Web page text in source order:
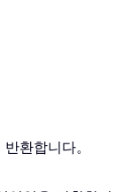
환합니다。